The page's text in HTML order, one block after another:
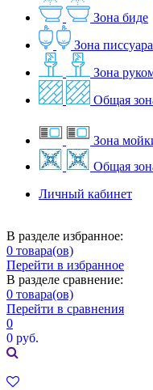
Зона биде
Зона писсуара
Зона
Общая
Зона
Общая
Личный кабинет
В разделе избранное:
0 товара(ов)
Перейти в избранное
В разделе сравнение:
0 товара(ов)
Перейти в сравнения
0
0 руб.